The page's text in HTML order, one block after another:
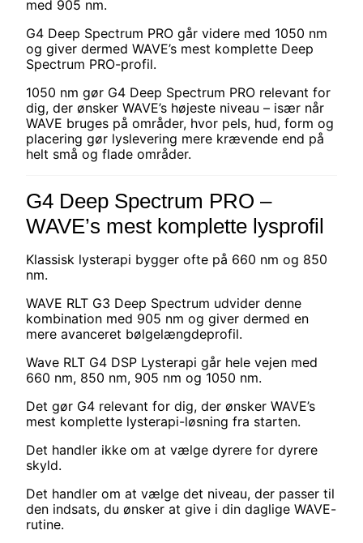
med 905 nm.
G4 Deep Spectrum PRO går videre med 1050 nm
og giver dermed WAVE’s mest komplette Deep
Spectrum PRO-profil.
1050 nm gør G4 Deep Spectrum PRO relevant for
dig, der ønsker WAVE’s højeste niveau – især når
WAVE bruges på områder, hvor pels, hud, form og
placering gør lyslevering mere krævende end på
helt små og flade områder.
G4 Deep Spectrum PRO –
WAVE’s mest komplette lysprofil
Klassisk lysterapi bygger ofte på 660 nm og 850
nm.
WAVE RLT G3 Deep Spectrum udvider denne
kombination med 905 nm og giver dermed en
mere avanceret bølgelængdeprofil.
Wave RLT G4 DSP Lysterapi går hele vejen med
660 nm, 850 nm, 905 nm og 1050 nm.
Det gør G4 relevant for dig, der ønsker WAVE’s
mest komplette lysterapi-løsning fra starten.
Det handler ikke om at vælge dyrere for dyrere
skyld.
Det handler om at vælge det niveau, der passer til
den indsats, du ønsker at give i din daglige WAVE-
rutine.